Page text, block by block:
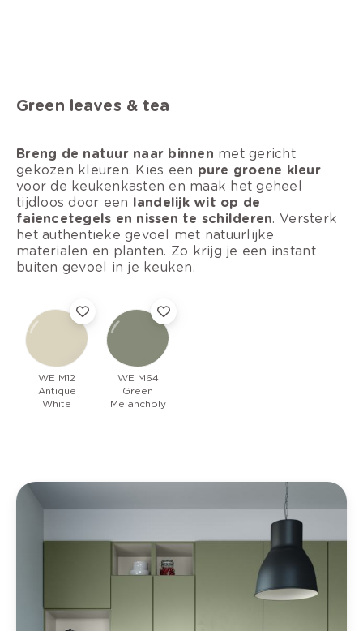
Green leaves & tea
Breng de natuur naar binnen met gericht
gekozen kleuren. Kies een pure groene kleur
voor de keukenkasten en maak het geheel
tijdloos door een landelijk wit op de
faiencetegels en nissen te schilderen. Versterk
het authentieke gevoel met natuurlijke
materialen en planten. Zo krijg je een instant
buiten gevoel in je keuken.
WE M12
Antique
White
WE M64
Green
Melancholy